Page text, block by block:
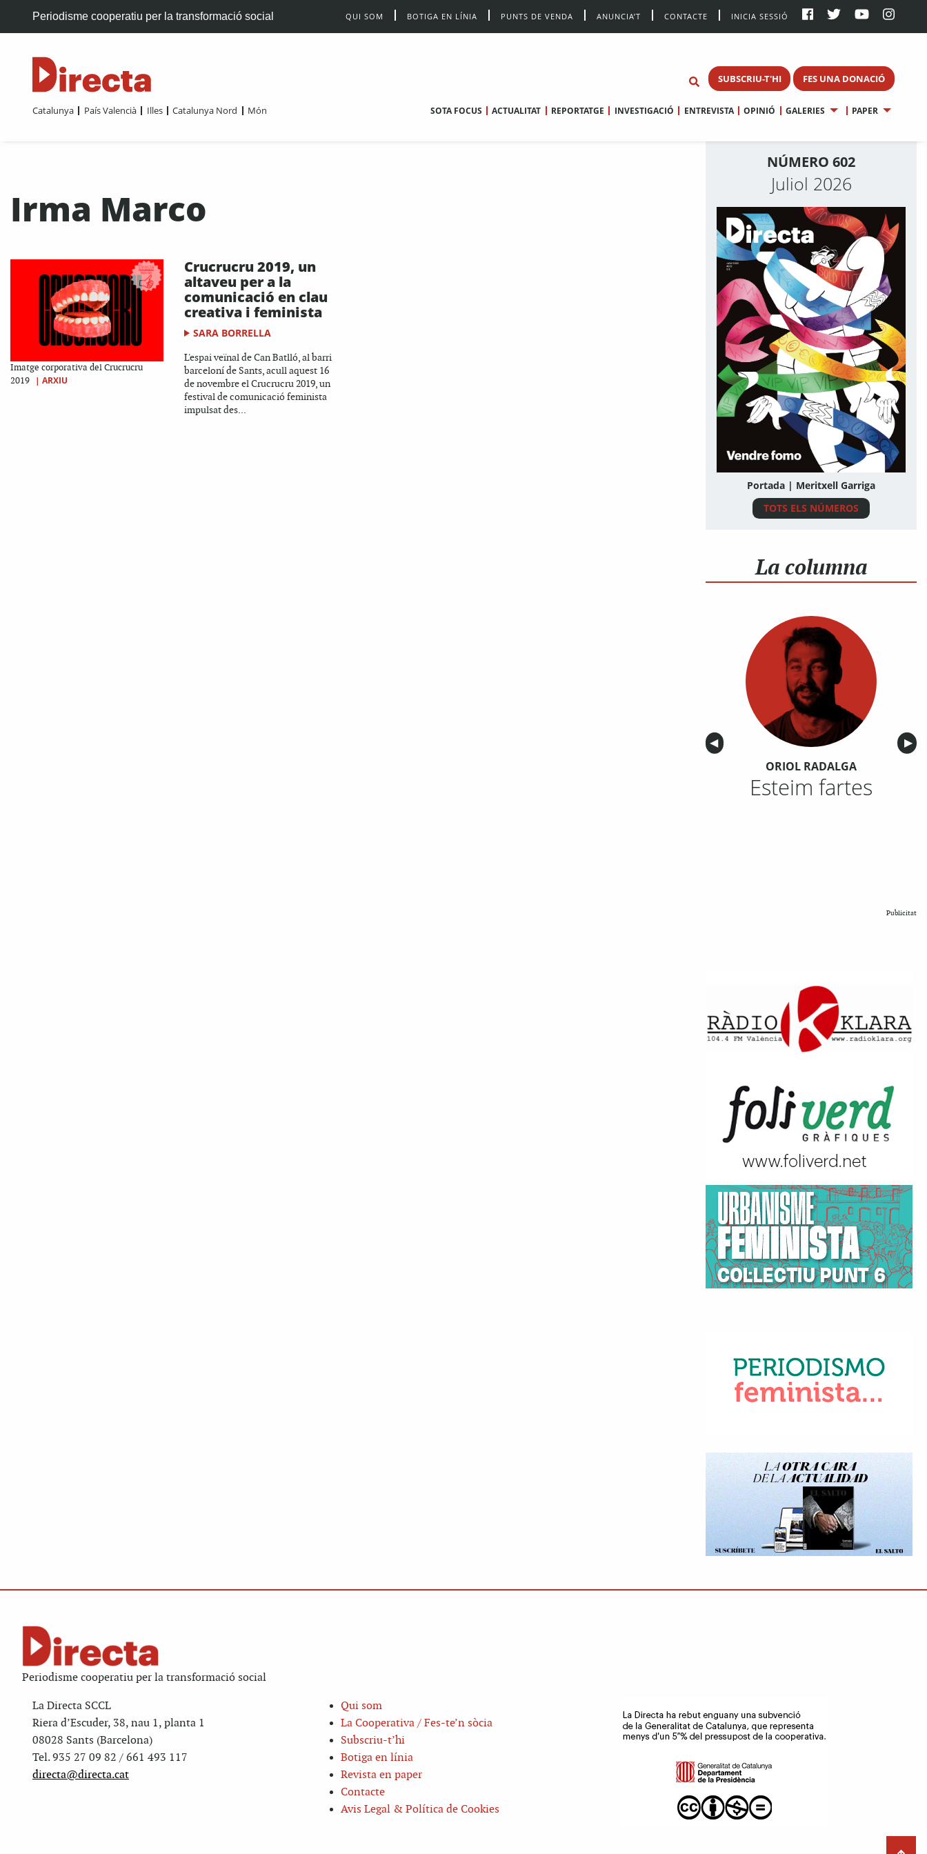
Periodisme cooperatiu per la transformació social QUI SOM BOTIGA EN LÍNIA PUNTS DE VENDA ANUNCIA’T CONTACTE INICIA SESSIÓ
SUBSCRIU-T'HI FES UNA DONACIÓ
Catalunya País Valencià Illes Catalunya Nord Món SOTA FOCUS ACTUALITAT REPORTATGE INVESTIGACIÓ ENTREVISTA OPINIÓ GALERIES PAPER
Irma Marco
Imatge corporativa del Crucrucru
2019
| ARXIU
Crucrucru 2019, un
altaveu per a la
comunicació en clau
creativa i feminista
SARA BORRELLA
L'espai veïnal de Can Batlló, al barri
barceloní de Sants, acull aquest 16
de novembre el Crucrucru 2019, un
festival de comunicació feminista
impulsat des...
NÚMERO 602
Juliol 2026
Portada | Meritxell Garriga
TOTS ELS NÚMEROS
La columna
Anterior
◀︎ ▶︎
ORIOL RADALGA
Esteim fartes
Publicitat
Periodisme cooperatiu per la transformació social
La Directa SCCL
Riera d’Escuder, 38, nau 1, planta 1
08028 Sants (Barcelona)
Tel. 935 27 09 82 / 661 493 117
directa@directa.cat
Qui som
La Cooperativa / Fes-te’n sòcia
Subscriu-t’hi
Botiga en línia
Revista en paper
Contacte
Avis Legal & Política de Cookies